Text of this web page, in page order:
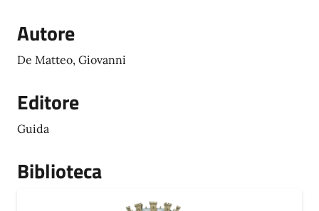
Autore
De Matteo, Giovanni
Editore
Guida
Biblioteca